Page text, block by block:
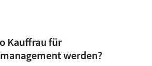
Kauffrau für
werden?